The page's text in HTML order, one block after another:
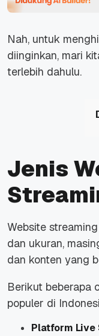
Nah, untuk
diinginkan, mari
terlebih dahulu.
Jenis
Website
dan ukuran,
dan konten yang
Berikut beberapa
populer di
Platform Live